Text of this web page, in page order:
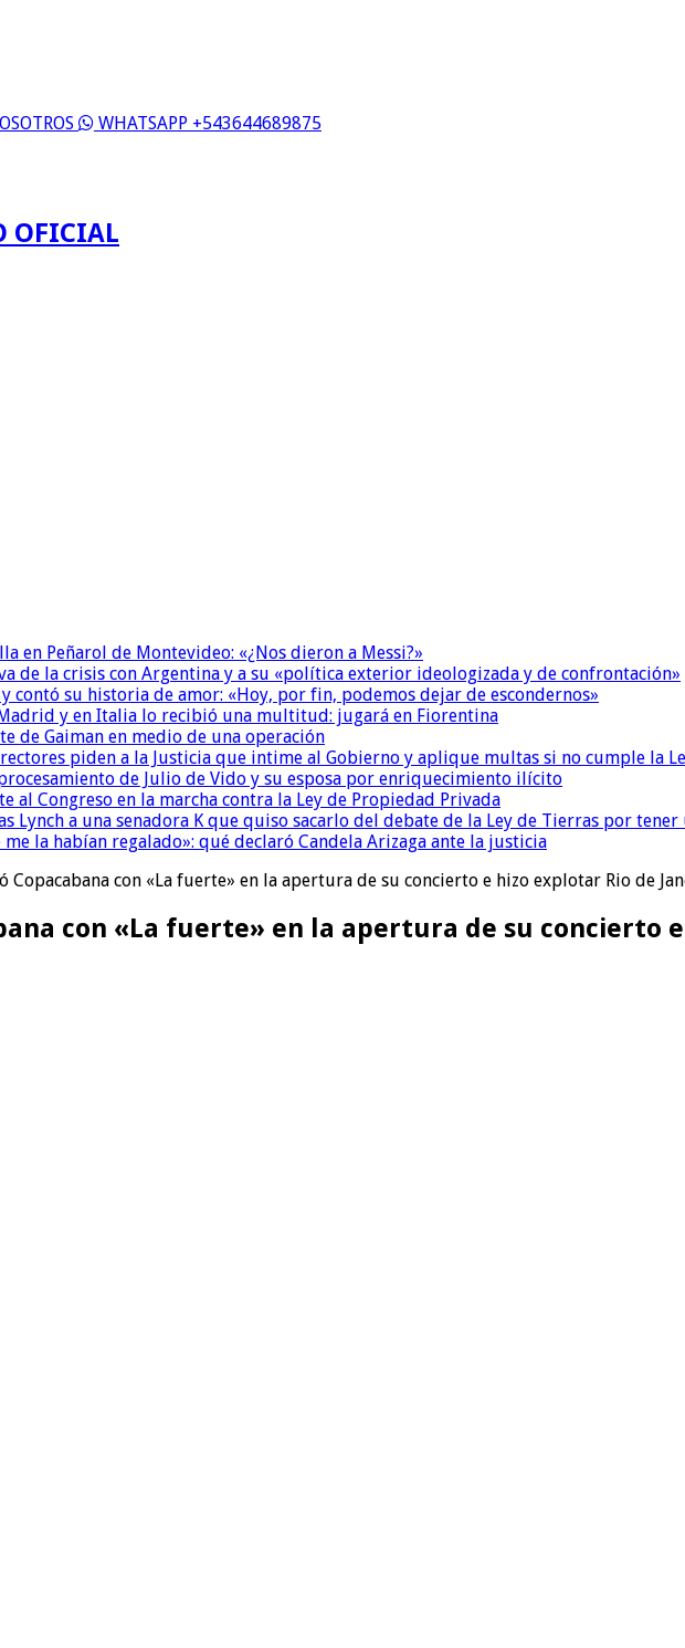
WHATSAPP +543644689875
OFICIAL
en Peñarol de Montevideo: «¿Nos dieron a Messi?»
de la crisis con Argentina y a su «política exterior ideologizada y de confrontación»
contó su historia de amor: «Hoy, por fin, podemos dejar de escondernos»
y en Italia lo recibió una multitud: jugará en Fiorentina
de Gaiman en medio de una operación
piden a la Justicia que intime al Gobierno y aplique multas si no cumple la
de Julio de Vido y su esposa por enriquecimiento ilícito
al Congreso en la marcha contra la Ley de Propiedad Privada
Lynch a una senadora K que quiso sacarlo del debate de la Ley de Tierras por
la habían regalado»: qué declaró Candela Arizaga ante la justicia
Copacabana con «La fuerte» en la apertura de su concierto e hizo explotar Rio de
con «La fuerte» en la apertura de su concierto